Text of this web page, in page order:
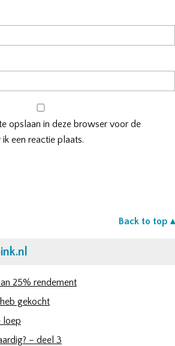
opslaan in deze browser voor de
een reactie plaats.
Back to top ▴
25% rendement
gekocht
loep
– deel 3